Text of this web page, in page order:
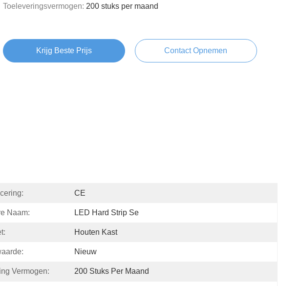
Toeleveringsvermogen: 200 stuks per maand
Krijg Beste Prijs Contact Opnemen
CE
Naam: LED Hard Strip Se
Houten Kast
Nieuw
Vermogen: 200 Stuks Per Maand